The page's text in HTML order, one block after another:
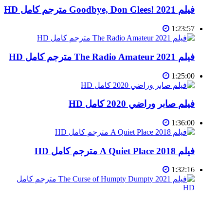
فيلم Goodbye, Don Glees! 2021 مترجم كامل HD
1:23:57
فيلم The Radio Amateur 2021 مترجم كامل HD
1:25:00
فيلم صابر وراضي 2020 كامل HD
1:36:00
فيلم A Quiet Place 2018 مترجم كامل HD
1:32:16